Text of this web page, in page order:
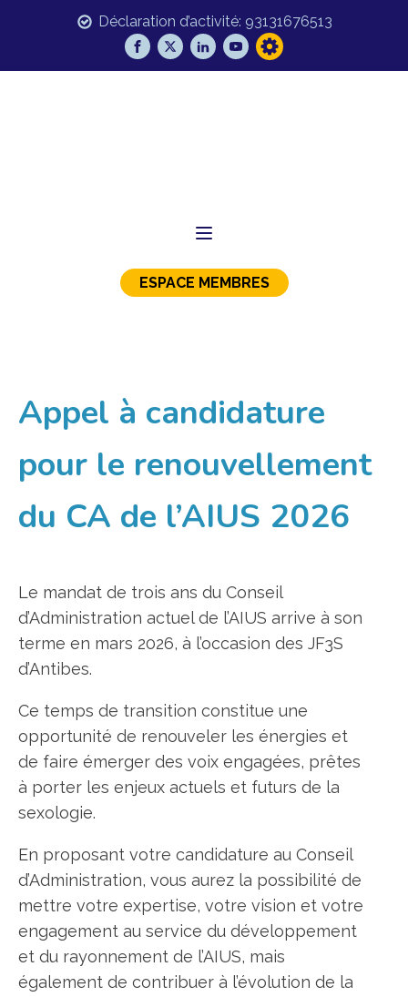
Déclaration d’activité: 93131676513
ESPACE MEMBRES
Appel à candidature
pour le renouvellement
du CA de l’AIUS 2026
Le mandat de trois ans du Conseil
d’Administration actuel de l’AIUS arrive à son
terme en mars 2026, à l’occasion des JF3S
d’Antibes.
Ce temps de transition constitue une
opportunité de renouveler les énergies et
de faire émerger des voix engagées, prêtes
à porter les enjeux actuels et futurs de la
sexologie.
En proposant votre candidature au Conseil
d’Administration, vous aurez la possibilité de
mettre votre expertise, votre vision et votre
engagement au service du développement
et du rayonnement de l’AIUS, mais
également de contribuer à l’évolution de la